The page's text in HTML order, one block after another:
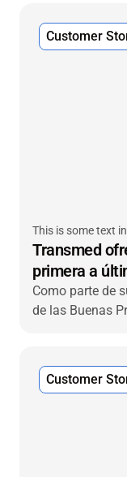
Customer
This is some text
Transmed
primera a
productos
Como parte de
de las Buenas
sistema
temperatura en
Customer